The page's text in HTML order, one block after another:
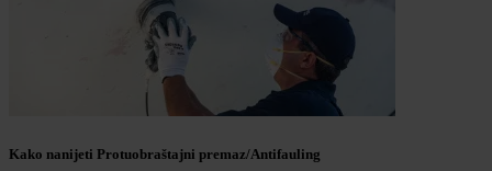
Kako nanijeti Protuobraštajni premaz/Antifauling